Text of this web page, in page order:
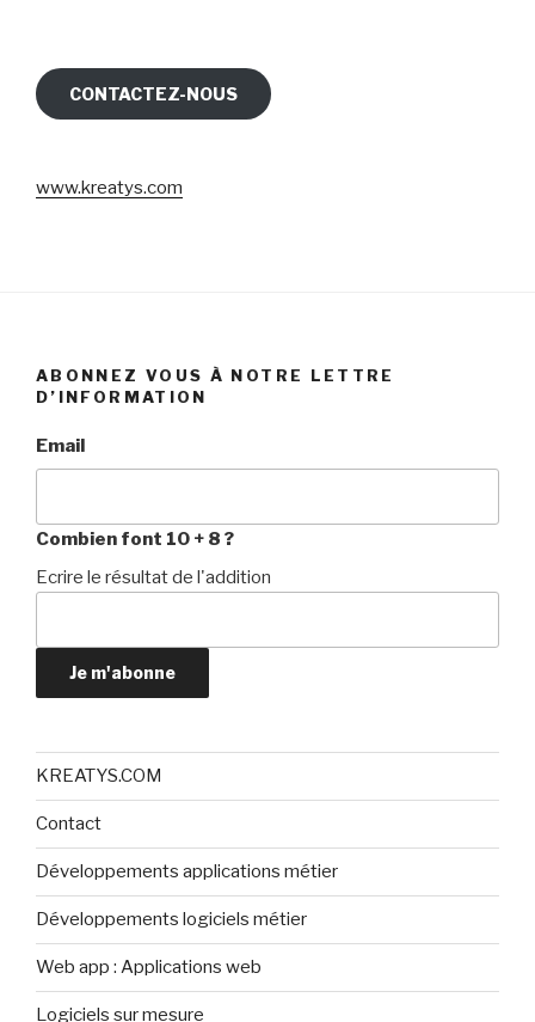
CONTACTEZ-NOUS
www.kreatys.com
ABONNEZ VOUS À NOTRE LETTRE
D’INFORMATION
Email
Combien font 10 + 8 ?
Ecrire le résultat de l'addition
Je m'abonne
KREATYS.COM
Contact
Développements applications métier
Développements logiciels métier
Web app : Applications web
Logiciels sur mesure